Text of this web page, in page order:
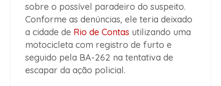
sobre o possível paradeiro do suspeito.
Conforme as denúncias, ele teria deixado
a cidade de Rio de Contas utilizando uma
motocicleta com registro de furto e
seguido pela BA-262 na tentativa de
escapar da ação policial.